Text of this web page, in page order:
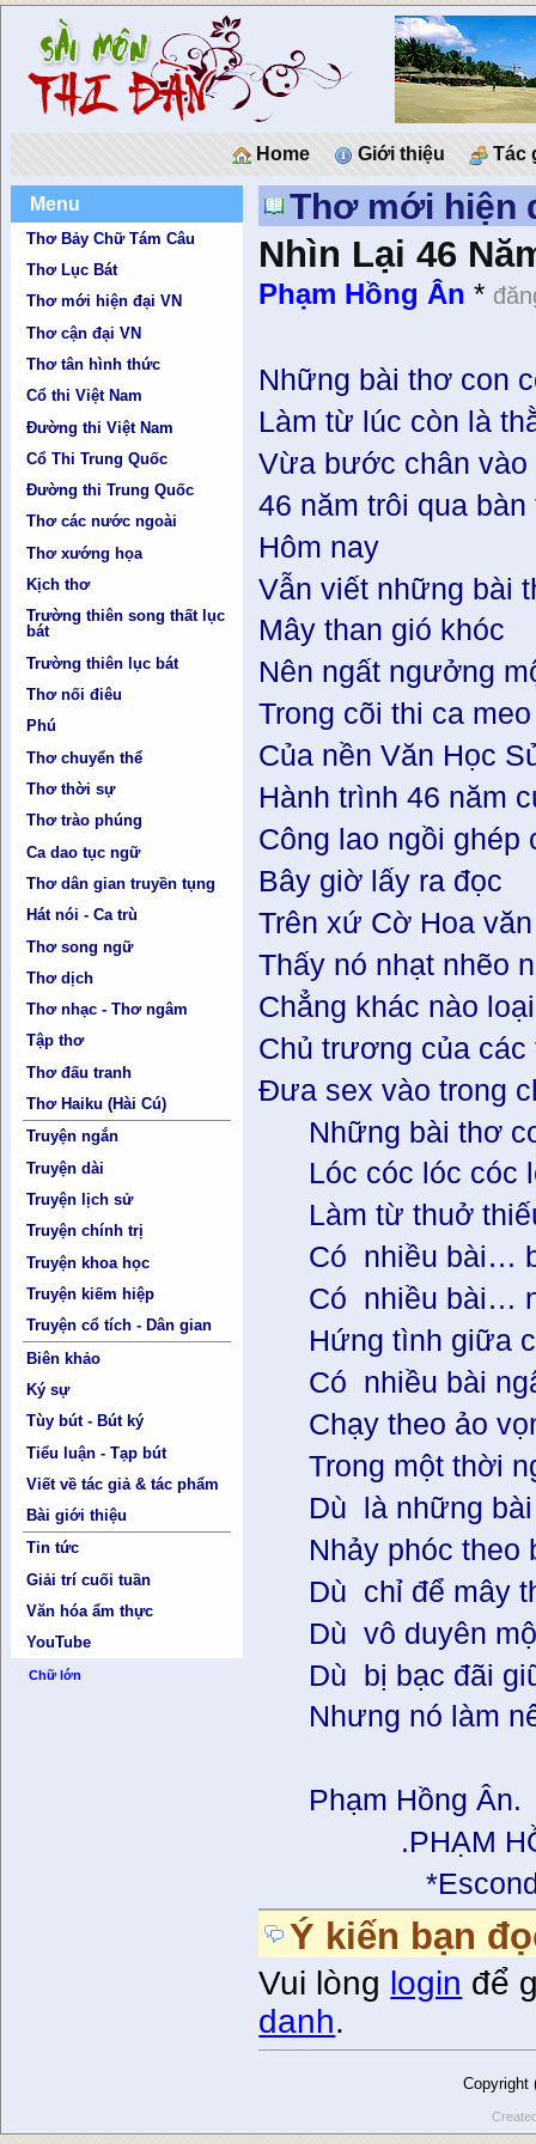
Home Giới thiệu Tác
Menu
Thơ Bảy Chữ Tám Câu
Thơ Lục Bát
Thơ mới hiện đại VN
Thơ cận đại VN
Thơ tân hình thức
Cổ thi Việt Nam
Đường thi Việt Nam
Cổ Thi Trung Quốc
Đường thi Trung Quốc
Thơ các nước ngoài
Thơ xướng họa
Kịch thơ
Trường thiên song thất lục
bát
Trường thiên lục bát
Thơ nối điêu
Phú
Thơ chuyển thể
Thơ thời sự
Thơ trào phúng
Ca dao tục ngữ
Thơ dân gian truyền tụng
Hát nói - Ca trù
Thơ song ngữ
Thơ dịch
Thơ nhạc - Thơ ngâm
Tập thơ
Thơ đấu tranh
Thơ Haiku (Hài Cú)
Truyện ngắn
Truyện dài
Truyện lịch sử
Truyện chính trị
Truyện khoa học
Truyện kiếm hiệp
Truyện cổ tích - Dân gian
Biên khảo
Ký sự
Tùy bút - Bút ký
Tiểu luận - Tạp bút
Viết về tác giả & tác phẩm
Bài giới thiệu
Tin tức
Giải trí cuối tuần
Văn hóa ẩm thực
YouTube
Chữ lớn
Thơ mới hiện
Nhìn Lại 46
Phạm Hồng Ân *
Những bài thơ con
Làm từ lúc còn là
Vừa bước chân vào
46 năm trôi qua bàn
Hôm nay
Vẫn viết những bài
Mây than gió khóc
Nên ngất ngưởng
Trong cõi thi ca
Của nền Văn Học
Hành trình 46 năm
Công lao ngồi ghép
Bây giờ lấy ra đọc
Trên xứ Cờ Hoa
Thấy nó nhạt nhẽo
Chẳng khác nào
Chủ trương của các
Đưa sex vào
Những bài thơ
Lóc cóc lóc cóc
Làm từ thuở
Có nhiều bài… bị
Có nhiều bài…
Hứng tình giữa
Có nhiều bài
Chạy theo ảo
Trong một thời
Dù là những bài
Nhảy phóc theo
Dù chỉ để mây
Dù vô duyên
Dù bị bạc đãi
Nhưng nó làm
Phạm Hồng Ân.
.PHẠM
*Escondido,
Ý kiến bạn
Vui lòng login để
danh.
Copyright